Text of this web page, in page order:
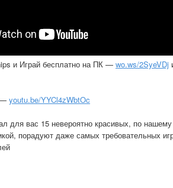
и Играй бесплатно на ПК — wo.ws/2SyeVDj
— youtu.be/YYCl4zWbtOc
для вас 15 невероятно красивых, по
порадуют даже самых требовательных